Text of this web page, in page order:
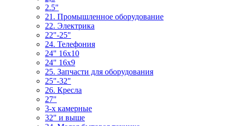
2.5"
21. Промышленное оборудование
22. Электрика
22"-25"
24. Телефония
24" 16x10
24" 16x9
25. Запчасти для оборудования
25"-32"
26. Кресла
27"
3-x камерные
32" и выше